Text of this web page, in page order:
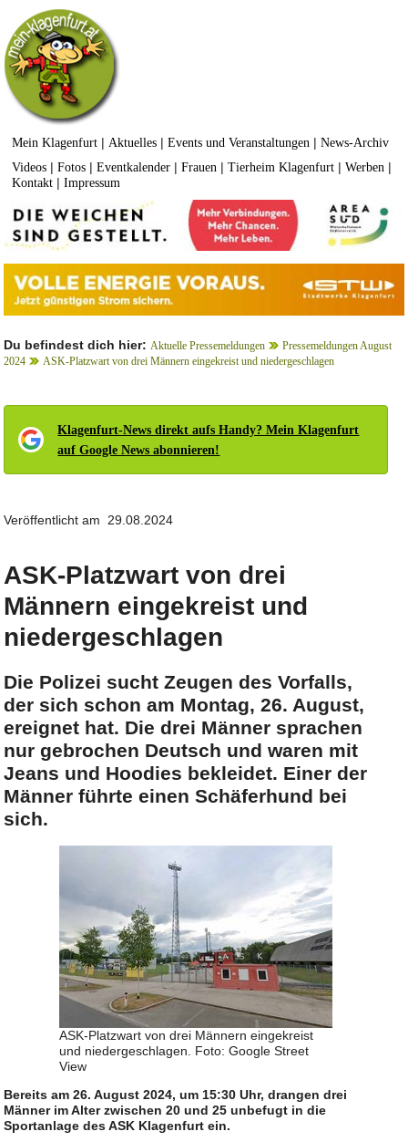
Mein Klagenfurt | Aktuelles |Events und Veranstaltungen |News-Archiv
Videos |Fotos |Eventkalender |Frauen |Tierheim Klagenfurt |Werben |
Kontakt |Impressum
Du befindest dich hier: Aktuelle Pressemeldungen
Pressemeldungen August
2024
ASK-Platzwart von drei Männern eingekreist und niedergeschlagen
Klagenfurt-News direkt aufs Handy? Mein Klagenfurt
auf Google News abonnieren!
Veröffentlicht am 29.08.2024
ASK-Platzwart von drei
Männern eingekreist und
niedergeschlagen
Die Polizei sucht Zeugen des Vorfalls,
der sich schon am Montag, 26. August,
ereignet hat. Die drei Männer sprachen
nur gebrochen Deutsch und waren mit
Jeans und Hoodies bekleidet. Einer der
Männer führte einen Schäferhund bei
sich.
ASK-Platzwart von drei Männern eingekreist
und niedergeschlagen. Foto: Google Street
View
Bereits am 26. August 2024, um 15:30 Uhr, drangen drei
Männer im Alter zwischen 20 und 25 unbefugt in die
Sportanlage des ASK Klagenfurt ein.